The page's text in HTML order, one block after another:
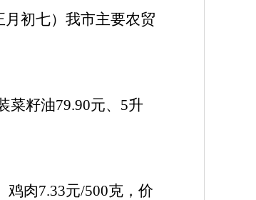
月初七） 我市主要农贸
菜籽油79.90元、5升
鸡肉7.33元/500克， 价